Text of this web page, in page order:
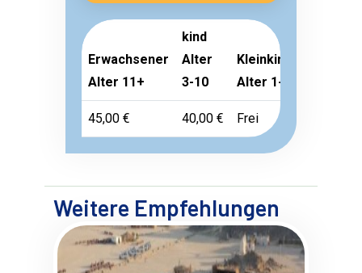
Erwachsener
Alter 11+
kind
Alter
3-10
Kleinkind
Alter 1-2
45,00 € 40,00 € Frei
Weitere Empfehlungen